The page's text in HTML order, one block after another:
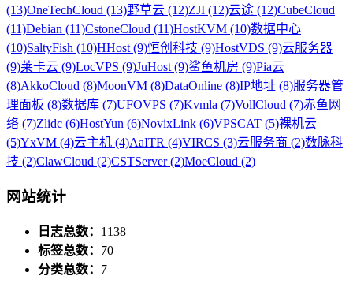
(13)OneTechCloud (13)野草云 (12)ZJI (12)云途 (12)CubeCloud
(11)Debian (11)CstoneCloud (11)HostKVM (10)数据中心
(10)SaltyFish (10)HHost (9)恒创科技 (9)HostVDS (9)云服务器
(9)莱卡云 (9)LocVPS (9)JuHost (9)鲨鱼机房 (9)Pia云
(8)AkkoCloud (8)MoonVM (8)DataOnline (8)IP地址 (8)服务器管
理面板 (8)数据库 (7)UFOVPS (7)Kvmla (7)VollCloud (7)赤鱼网
络 (7)Zlidc (6)HostYun (6)NovixLink (6)VPSCAT (5)裸机云
(5)YxVM (4)云主机 (4)AaITR (4)VIRCS (3)云服务商 (2)数脉科
技 (2)ClawCloud (2)CSTServer (2)MoeCloud (2)
网站统计
日志总数： 1138
标签总数： 70
分类总数： 7